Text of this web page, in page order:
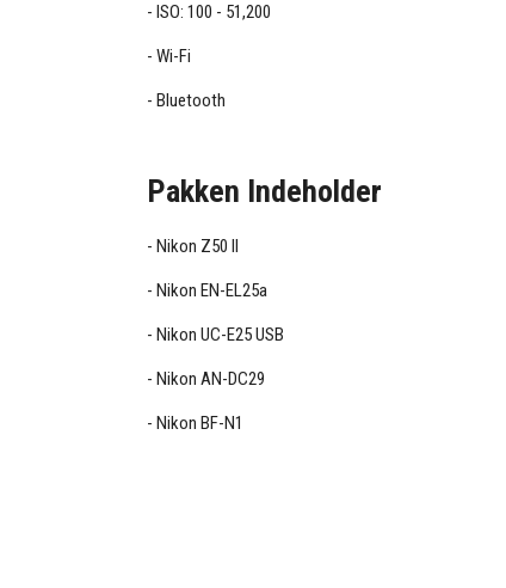
ISO: 100 - 51,200
Wi-Fi
Bluetooth
Pakken Indeholder
Nikon Z50 II
Nikon EN-EL25a
Nikon UC-E25 USB
Nikon AN-DC29
Nikon BF-N1